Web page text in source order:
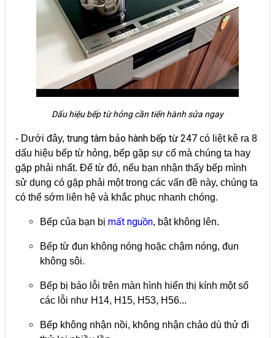
Dấu hiệu bếp từ hỏng cần tiến hành sửa ngay
- Dưới đây, trung tâm bảo hành bếp từ 247 có liệt kê ra 8
dấu hiệu bếp từ hỏng, bếp gặp sự cố mà chúng ta hay
gặp phải nhất. Để từ đó, nếu bạn nhận thấy bếp mình
sử dụng có gặp phải một trong các vấn đề này, chúng ta
có thể sớm liên hệ và khắc phục nhanh chóng.
Bếp của bạn bị mất nguồn, bật không lên.
Bếp từ đun không nóng hoặc chậm nóng, đun
không sôi.
Bếp bị báo lỗi trên màn hình hiển thị kính một số
các lỗi như H14, H15, H53, H56...
Bếp không nhận nồi, không nhận chảo dù thử đi